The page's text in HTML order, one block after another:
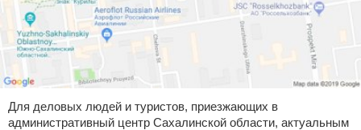
Для деловых людей и туристов, приезжающих в
административный центр Сахалинской области, актуальным